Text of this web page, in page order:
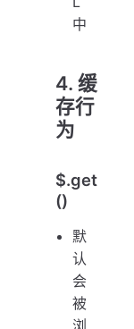
中
4. 缓
存行
为
$.get
()
默
认
会
被
浏